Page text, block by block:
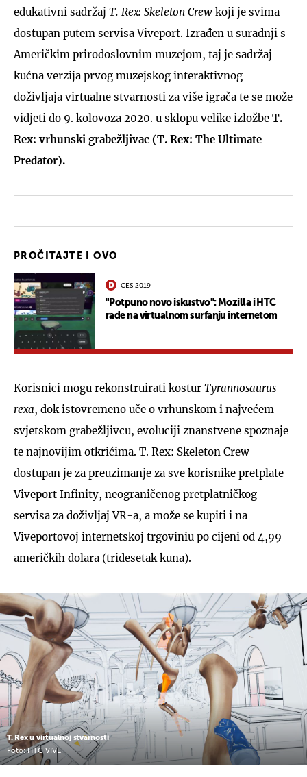
edukativni sadržaj T. Rex: Skeleton Crew koji je svima
dostupan putem servisa Viveport. Izrađen u suradnji s
Američkim prirodoslovnim muzejom, taj je sadržaj
kućna verzija prvog muzejskog interaktivnog
doživljaja virtualne stvarnosti za više igrača te se može
vidjeti do 9. kolovoza 2020. u sklopu velike izložbe T.
Rex: vrhunski grabežljivac (T. Rex: The Ultimate
Predator).
PROČITAJTE I OVO
CES 2019
"Potpuno novo iskustvo": Mozilla i HTC
rade na virtualnom surfanju internetom
Korisnici mogu rekonstruirati kostur Tyrannosaurus
rexa, dok istovremeno uče o vrhunskom i najvećem
svjetskom grabežljivcu, evoluciji znanstvene spoznaje
te najnovijim otkrićima. T. Rex: Skeleton Crew
dostupan je za preuzimanje za sve korisnike pretplate
Viveport Infinity, neograničenog pretplatničkog
servisa za doživljaj VR-a, a može se kupiti i na
Viveportovoj internetskoj trgoviniu po cijeni od 4,99
američkih dolara (tridesetak kuna).
T. Rex u virtualnoj stvarnosti
Foto: HTC VIVE